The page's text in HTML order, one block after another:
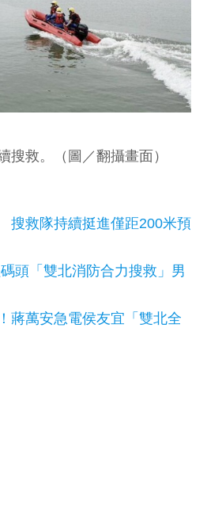
搜救。（圖／翻攝畫面）
救隊持續挺進僅距200米預
頭「雙北消防合力搜救」男
蔣萬安急電侯友宜「雙北全